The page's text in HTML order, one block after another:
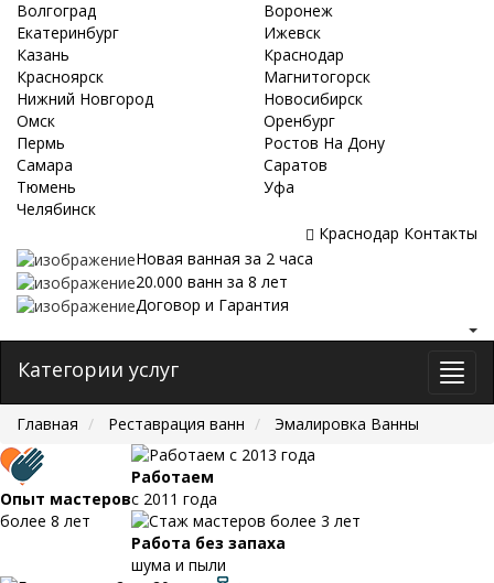
Волгоград
Воронеж
Екатеринбург
Ижевск
Казань
Краснодар
Красноярск
Магнитогорск
Нижний Новгород
Новосибирск
Омск
Оренбург
Пермь
Ростов На Дону
Самара
Саратов
Тюмень
Уфа
Челябинск
Краснодар Контакты
Новая ванная за 2 часа
20.000 ванн за 8 лет
Договор и Гарантия
Категории услуг
Главная Реставрация ванн Эмалировка Ванны
Опыт мастеров
более 8 лет
Работаем
с 2011 года
Работа без запаха
шума и пыли